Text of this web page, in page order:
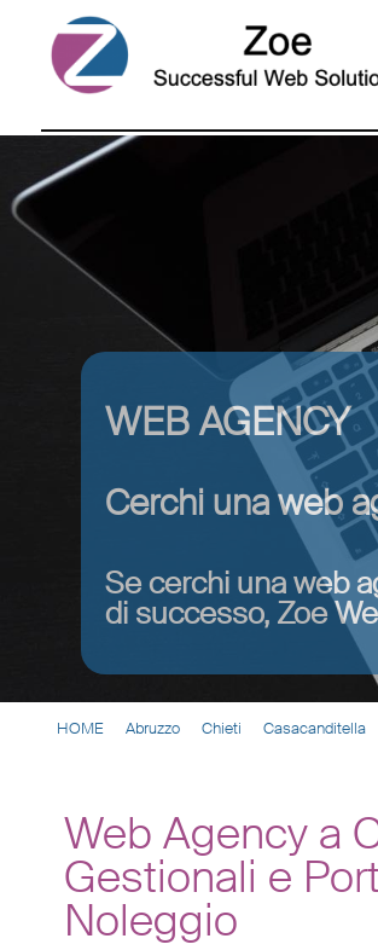
WEB AGENCY
Cerchi una web
Se cerchi una web
di successo, Zoe
HOME Abruzzo Chieti Casacanditella
Web Agency a
Gestionali e
Noleggio